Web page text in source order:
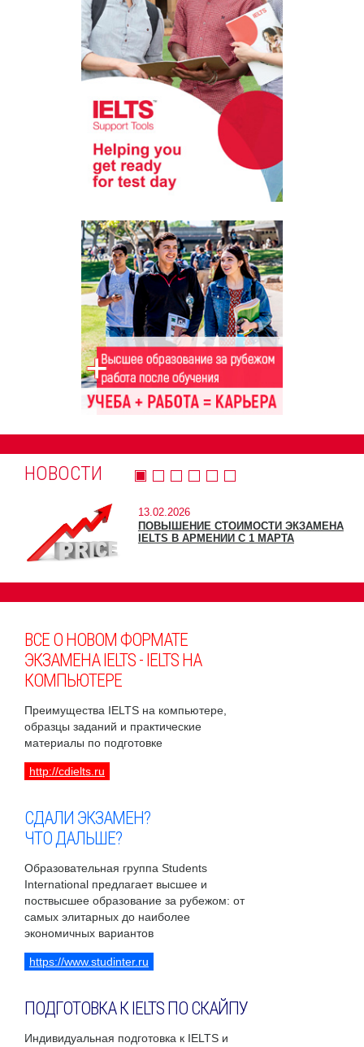
НОВОСТИ
13.02.2026
ПОВЫШЕНИЕ СТОИМОСТИ ЭКЗАМЕНА
IELTS В АРМЕНИИ С 1 МАРТА
ВСЕ О НОВОМ ФОРМАТЕ
ЭКЗАМЕНА IELTS - IELTS НА
КОМПЬЮТЕРЕ
Преимущества IELTS на компьютере,
образцы заданий и практические
материалы по подготовке
http://cdielts.ru
СДАЛИ ЭКЗАМЕН?
ЧТО ДАЛЬШЕ?
Образовательная группа Students
International предлагает высшее и
поствысшее образование за рубежом: от
самых элитарных до наиболее
экономичных вариантов
https://www.studinter.ru
ПОДГОТОВКА К IELTS ПО СКАЙПУ
Индивидуальная подготовка к IELTS и